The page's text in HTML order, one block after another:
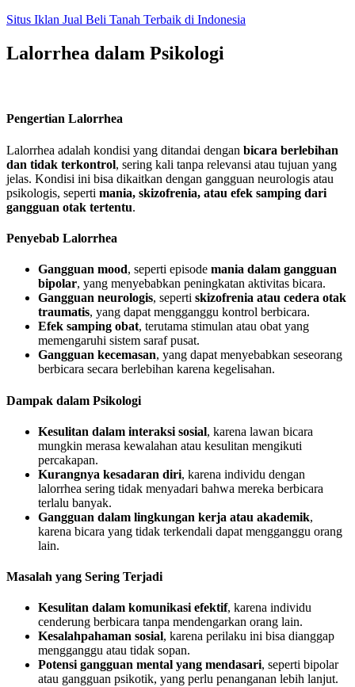
Skip
content
Situs Iklan Jual Beli Tanah Terbaik di Indonesia
Lalorrhea dalam Psikologi
Pengertian Lalorrhea
Lalorrhea adalah kondisi yang ditandai dengan bicara berlebihan
dan tidak terkontrol, sering kali tanpa relevansi atau tujuan yang
jelas. Kondisi ini bisa dikaitkan dengan gangguan neurologis atau
psikologis, seperti mania, skizofrenia, atau efek samping dari
gangguan otak tertentu.
Penyebab Lalorrhea
Gangguan mood, seperti episode mania dalam gangguan
bipolar, yang menyebabkan peningkatan aktivitas bicara.
Gangguan neurologis, seperti skizofrenia atau cedera otak
traumatis, yang dapat mengganggu kontrol berbicara.
Efek samping obat, terutama stimulan atau obat yang
memengaruhi sistem saraf pusat.
Gangguan kecemasan, yang dapat menyebabkan seseorang
berbicara secara berlebihan karena kegelisahan.
Dampak dalam Psikologi
Kesulitan dalam interaksi sosial, karena lawan bicara
mungkin merasa kewalahan atau kesulitan mengikuti
percakapan.
Kurangnya kesadaran diri, karena individu dengan
lalorrhea sering tidak menyadari bahwa mereka berbicara
terlalu banyak.
Gangguan dalam lingkungan kerja atau akademik,
karena bicara yang tidak terkendali dapat mengganggu orang
lain.
Masalah yang Sering Terjadi
Kesulitan dalam komunikasi efektif, karena individu
cenderung berbicara tanpa mendengarkan orang lain.
Kesalahpahaman sosial, karena perilaku ini bisa dianggap
mengganggu atau tidak sopan.
Potensi gangguan mental yang mendasari, seperti bipolar
atau gangguan psikotik, yang perlu penanganan lebih lanjut.